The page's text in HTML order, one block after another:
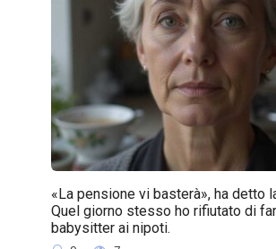
«La pensione vi basterà», ha detto
Quel giorno stesso ho rifiutato di
babysitter ai nipoti.